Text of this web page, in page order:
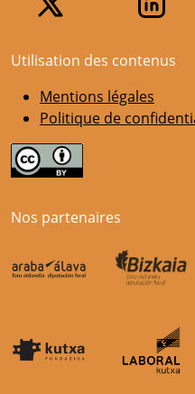
Utilisation des contenus
Mentions légales
Politique de
Nos partenaires